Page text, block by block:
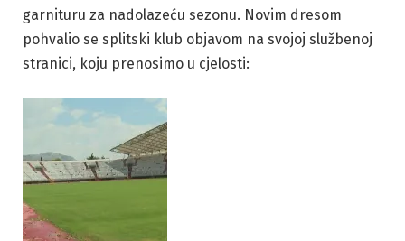
garnituru za nadolazeću sezonu. Novim dresom
pohvalio se splitski klub objavom na svojoj službenoj
stranici, koju prenosimo u cjelosti: